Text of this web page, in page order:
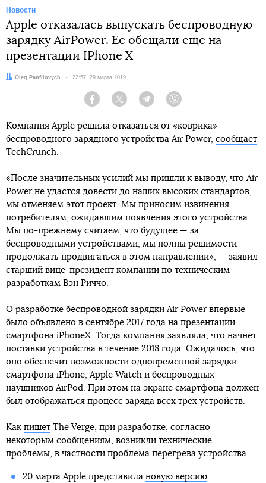
Новости
Apple отказалась выпускать беспроводную
зарядку AirPower. Ее обещали еще на
презентации IPhone X
Автор:
Oleg Panfilovych Дата:
22:57, 29 марта 2019
Facebook Twitter Telegram
Компания Apple решила отказаться от «коврика»
беспроводного зарядного устройства Air Power, сообщает
TechCrunch.
«После значительных усилий мы пришли к выводу, что Air
Power не удастся довести до наших высоких стандартов,
мы отменяем этот проект. Мы приносим извинения
потребителям, ожидавшим появления этого устройства.
Мы по-прежнему считаем, что будущее — за
беспроводными устройствами, мы полны решимости
продолжать продвигаться в этом направлении», — заявил
старший вице-президент компании по техническим
разработкам Вэн Риччо.
О разработке беспроводной зарядки Air Power впервые
было объявлено в сентябре 2017 года на презентации
смартфона iPhoneX. Тогда компания заявляла, что начнет
поставки устройства в течение 2018 года. Ожидалось, что
оно обеспечит возможности одновременной зарядки
смартфона iPhone, Apple Watch и беспроводных
наушников AirPod. При этом на экране смартфона должен
был отображаться процесс заряда всех трех устройств.
Как пишет The Verge, при разработке, согласно
некоторым сообщениям, возникли технические
проблемы, в частности проблема перегрева устройства.
20 марта Apple представила новую версию